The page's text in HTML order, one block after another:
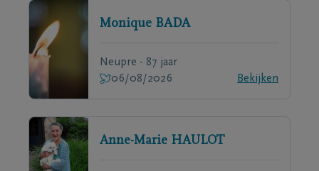
Monique BADA
Neupre - 87 jaar
06/08/2026
Bekijken
Anne-Marie HAULOT